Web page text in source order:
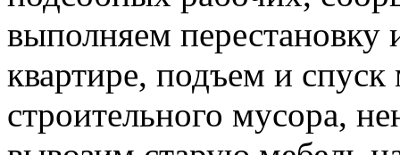
выполняем перестановку
квартире, подъем и спуск
строительного мусора,